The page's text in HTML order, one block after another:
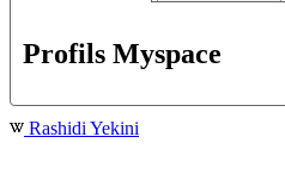
Profils Myspace
Rashidi Yekini